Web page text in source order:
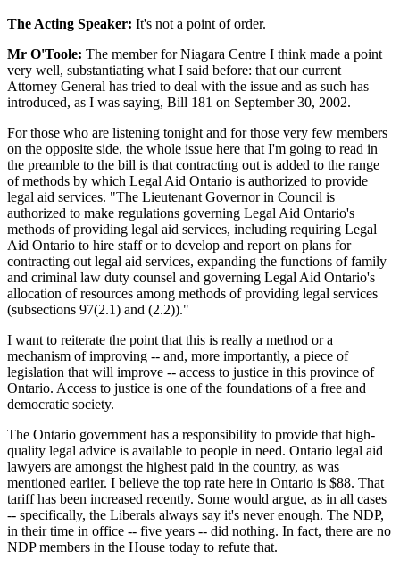
The Acting Speaker: It's not a point of order.
Mr O'Toole: The member for Niagara Centre I think made a point
very well, substantiating what I said before: that our current
Attorney General has tried to deal with the issue and as such has
introduced, as I was saying, Bill 181 on September 30, 2002.
For those who are listening tonight and for those very few members
on the opposite side, the whole issue here that I'm going to read in
the preamble to the bill is that contracting out is added to the range
of methods by which Legal Aid Ontario is authorized to provide
legal aid services. "The Lieutenant Governor in Council is
authorized to make regulations governing Legal Aid Ontario's
methods of providing legal aid services, including requiring Legal
Aid Ontario to hire staff or to develop and report on plans for
contracting out legal aid services, expanding the functions of family
and criminal law duty counsel and governing Legal Aid Ontario's
allocation of resources among methods of providing legal services
(subsections 97(2.1) and (2.2))."
I want to reiterate the point that this is really a method or a
mechanism of improving -- and, more importantly, a piece of
legislation that will improve -- access to justice in this province of
Ontario. Access to justice is one of the foundations of a free and
democratic society.
The Ontario government has a responsibility to provide that high-
quality legal advice is available to people in need. Ontario legal aid
lawyers are amongst the highest paid in the country, as was
mentioned earlier. I believe the top rate here in Ontario is $88. That
tariff has been increased recently. Some would argue, as in all cases
-- specifically, the Liberals always say it's never enough. The NDP,
in their time in office -- five years -- did nothing. In fact, there are no
NDP members in the House today to refute that.